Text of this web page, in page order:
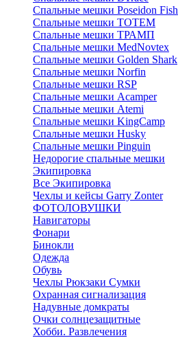
Спальные мешки Poseidon Fish
Спальные мешки ТОТЕМ
Спальные мешки ТРАМП
Cпальные мешки MedNovtex
Спальные мешки Golden Shark
Спальные мешки Norfin
Спальные мешки RSP
Спальные мешки Acamper
Спальные мешки Atemi
Спальные мешки KingCamp
Спальные мешки Husky
Спальные мешки Pinguin
Недорогие спальные мешки
Экипировка
Все Экипировка
Чехлы и кейсы Garry Zonter
ФОТОЛОВУШКИ
Навигаторы
Фонари
Бинокли
Одежда
Обувь
Чехлы Рюкзаки Сумки
Охранная сигнализация
Надувные домкраты
Очки солнцезащитные
Хобби. Развлечения